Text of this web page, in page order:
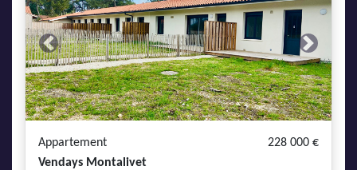
Previous Next
Appartement
228 000 €
Vendays Montalivet